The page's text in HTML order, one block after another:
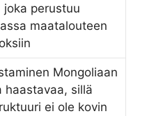
joka perustuu
maatalouteen
Mongoliaan
haastavaa, sillä
ei ole kovin